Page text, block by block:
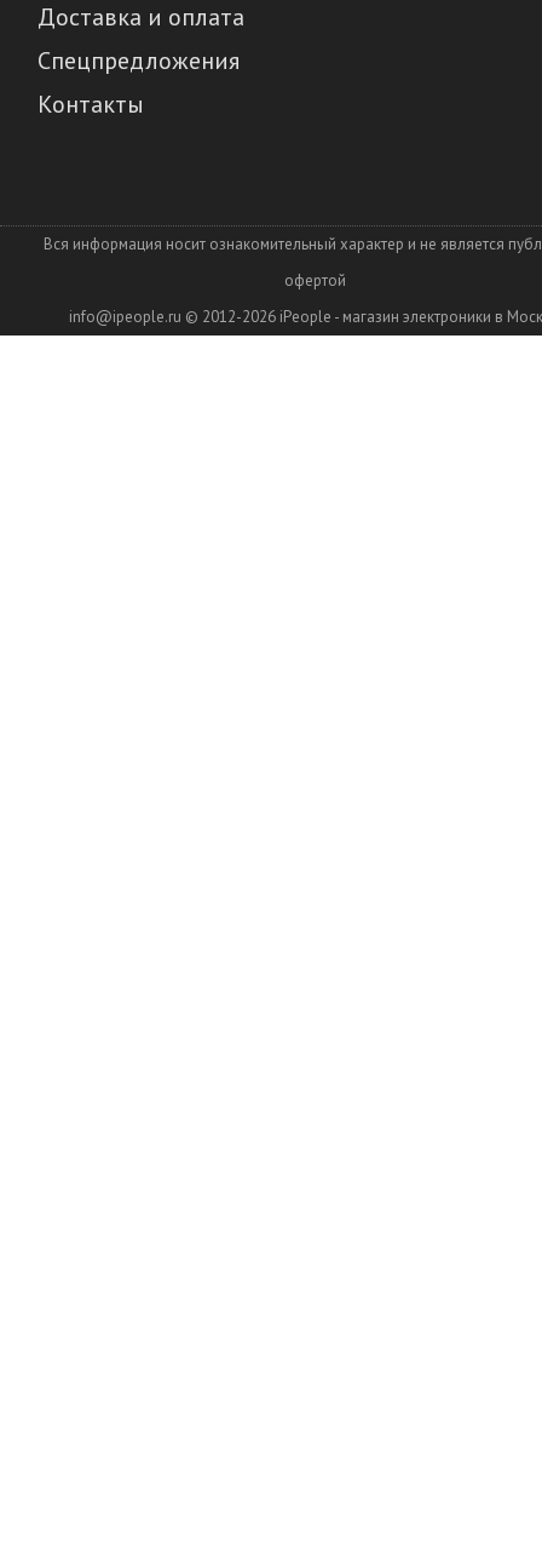
Доставка и оплата
Спецпредложения
Контакты
Вся информация носит ознакомительный характер и не является
офертой
info@ipeople.ru © 2012-2026 iPeople - магазин электроники в